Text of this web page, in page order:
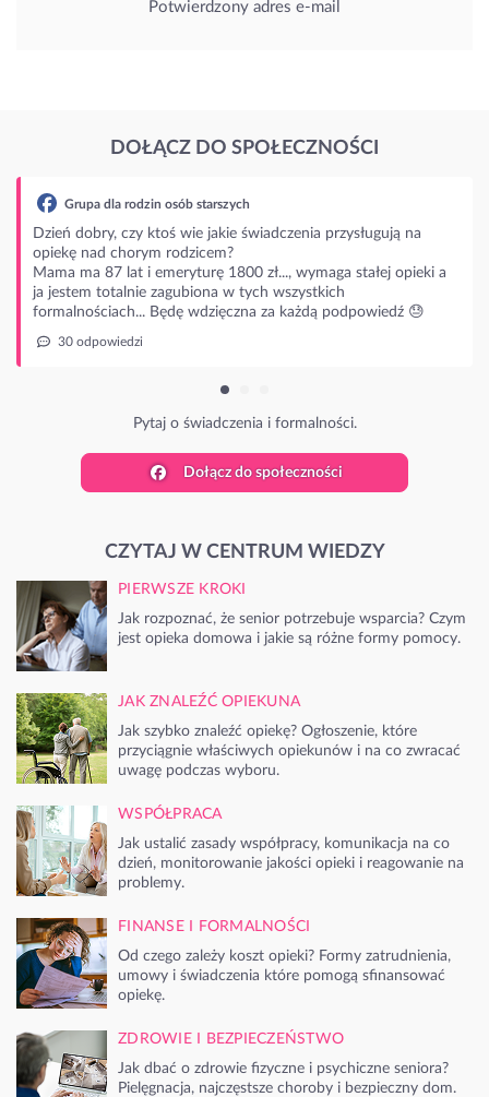
Potwierdzony adres e-mail
DOŁĄCZ DO SPOŁECZNOŚCI
osób starszych
wie jakie świadczenia przysługują na
rodzicem?
emeryturę 1800 zł..., wymaga stałej opieki a
zagubiona w tych wszystkich
wdzięczna za każdą podpowiedź 😓
o świadczenia i formalności.
Dołącz do społeczności
CZYTAJ W CENTRUM WIEDZY
PIERWSZE KROKI
Jak rozpoznać, że senior potrzebuje wsparcia? Czym
jest opieka domowa i jakie są różne formy pomocy.
JAK ZNALEŹĆ OPIEKUNA
Jak szybko znaleźć opiekę? Ogłoszenie, które
przyciągnie właściwych opiekunów i na co zwracać
uwagę podczas wyboru.
WSPÓŁPRACA
Jak ustalić zasady współpracy, komunikacja na co
dzień, monitorowanie jakości opieki i reagowanie na
problemy.
FINANSE I FORMALNOŚCI
Od czego zależy koszt opieki? Formy zatrudnienia,
umowy i świadczenia które pomogą sfinansować
opiekę.
ZDROWIE I BEZPIECZEŃSTWO
Jak dbać o zdrowie fizyczne i psychiczne seniora?
Pielęgnacja, najczęstsze choroby i bezpieczny dom.